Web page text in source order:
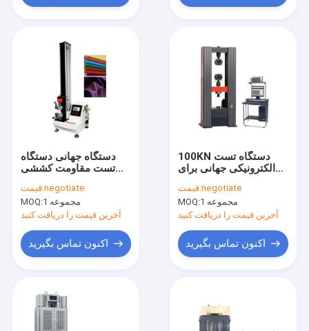
محصولات
دستگاه جهانی دستگاه
تست مقاومت کششی
قیمت:negotiate
MOQ:
1 مجموعه
آخرین قیمت را دریافت کنید
اکنون تماس بگیرید
100KN دستگاه تست
الکترونیکی جهانی برای
قیمت:negotiate
MOQ:
1 مجموعه
آخرین قیمت را دریافت کنید
اکنون تماس بگیرید